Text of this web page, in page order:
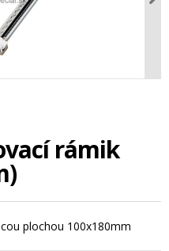
rámik
plochou 100x180mm